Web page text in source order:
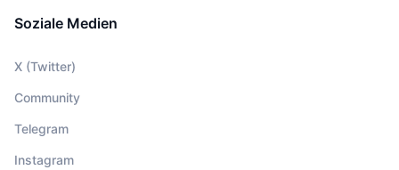
Soziale Medien
X (Twitter)
Community
Telegram
Instagram